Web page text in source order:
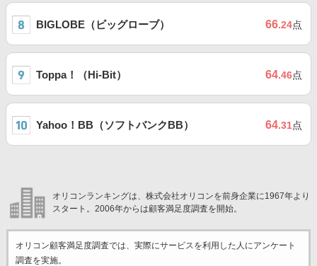
BIGLOBE（ビッグローブ） 66.24点
Toppa！（Hi-Bit） 64.46点
Yahoo！BB（ソフトバンクBB） 64.31点
オリコンランキングは、株式会社オリコンを前身企業に1967年より
スタート。2006年からは顧客満足度調査を開始。
オリコン顧客満足度調査では、実際にサービスを利用した 人にアンケート
調査を実施。